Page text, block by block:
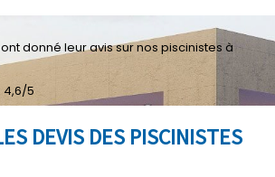
DEVIS DES PISCINISTES
donné leuravis sur nos piscinistes à
4,6/5